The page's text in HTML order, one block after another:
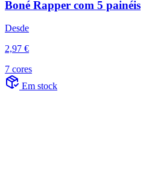
Boné Rapper com 5 painéis
Desde
2,97 €
7 cores
Em stock